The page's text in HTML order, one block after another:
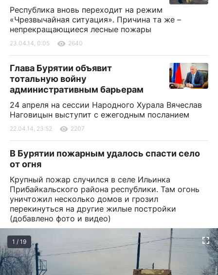
Республика вновь переходит на режим
«Чрезвычайная ситуация». Причина та же –
непрекращающиеся лесные пожары
23.04.14, 0:05 2640
Глава Бурятии объявит
тотальную войну
административным барьерам
24 апреля на сессии Народного Хурала Вячеслав
Наговицын выступит с ежегодным посланием
22.04.14, 23:52 2207
В Бурятии пожарным удалось спасти село
от огня
Крупный пожар случился в селе Ильинка
Прибайкальского района республики. Там огонь
уничтожил несколько домов и грозил
перекинуться на другие жилые постройки
(добавлено фото и видео)
1 / 19